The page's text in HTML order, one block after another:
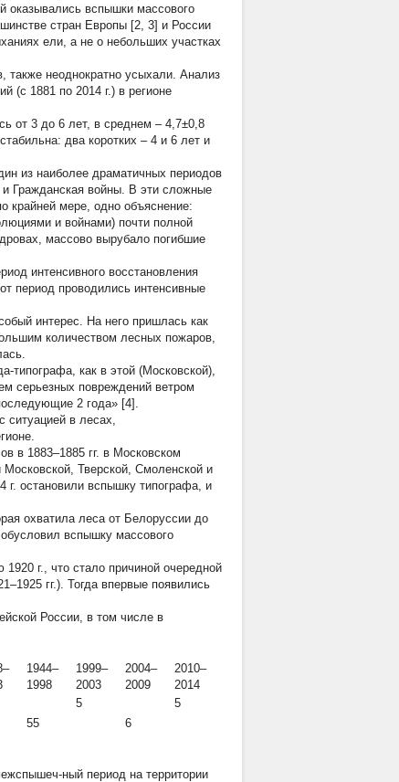
оказывались вспышки массового
стран Европы [2, 3] и России
ели, а не о небольших участках
также неоднократно усыхали. Анализ
(с 1881 по 2014 г.) в регионе
от 3 до 6 лет, в среднем – 4,7±0,8
два коротких – 4 и 6 лет и
из наиболее драматичных периодов
Гражданская войны. В эти сложные
крайней мере, одно объяснение:
и войнами) почти полной
массово вырубало погибшие
интенсивного восстановления
период проводились интенсивные
интерес. На него пришлась как
количеством лесных пожаров,
типографа, как в этой (Московской),
серьезных повреждений ветром
2 года» [4].
ситуацией в лесах,
в 1883–1885 гг. в Московском
Московской, Тверской, Смоленской и
остановили вспышку типографа, и
охватила леса от Белоруссии до
вспышку массового
г., что стало причиной очередной
гг.). Тогда впервые появились
России, в том числе в
1944–
1998
1999–
2003
2004–
2009
2010–
2014
5
5
55 6
ный период на территории